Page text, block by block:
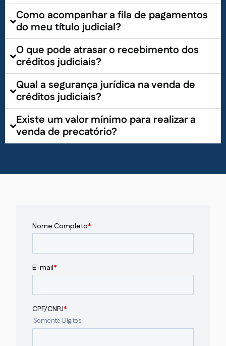
Como acompanhar a fila de pagamentos
do meu título judicial?
O que pode atrasar o recebimento dos
créditos judiciais?
Qual a segurança jurídica na venda de
créditos judiciais?
Existe um valor mínimo para realizar a
venda de precatório?